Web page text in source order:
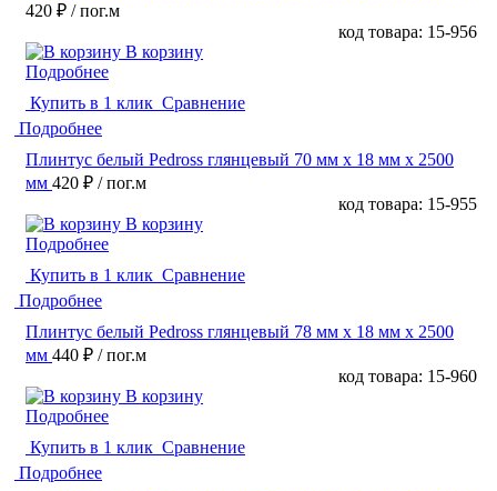
420 ₽ / пог.м
код товара: 15-956
В корзину
Подробнее
Купить в 1 клик Сравнение
Подробнее
Плинтус белый Pedross глянцевый 70 мм х 18 мм х 2500
мм 420 ₽ / пог.м
код товара: 15-955
В корзину
Подробнее
Купить в 1 клик Сравнение
Подробнее
Плинтус белый Pedross глянцевый 78 мм х 18 мм х 2500
мм 440 ₽ / пог.м
код товара: 15-960
В корзину
Подробнее
Купить в 1 клик Сравнение
Подробнее